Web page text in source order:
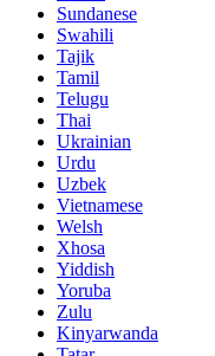
Sundanese
Swahili
Tajik
Tamil
Telugu
Thai
Ukrainian
Urdu
Uzbek
Vietnamese
Welsh
Xhosa
Yiddish
Yoruba
Zulu
Kinyarwanda